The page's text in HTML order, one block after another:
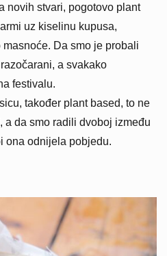
novih stvari, pogotovo plant
uz kiselinu kupusa,
Da smo je probali
a svakako
festivalu.
također plant based, to ne
a da smo radili dvoboj između
ona odnijela pobjedu.